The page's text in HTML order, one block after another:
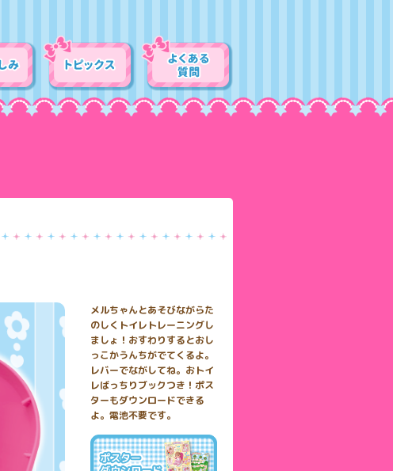
メルちゃんとあそびながらた
のしくトイレトレーニングし
ましょ！おすわりするとおし
っこかうんちがでてくるよ。
レバーでながしてね。おトイ
レばっちりブックつき！ポス
ターもダウンロードできる
よ。電池不要です。